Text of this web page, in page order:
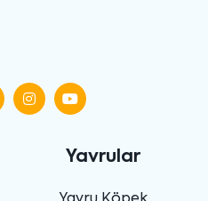
Yavrular